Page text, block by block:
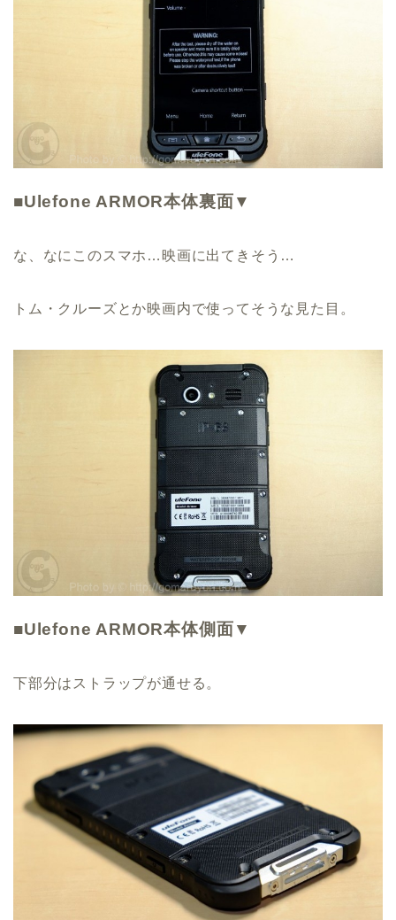
■Ulefone ARMOR本体裏面▼
な、なにこのスマホ…映画に出てきそう…
トム・クルーズとか映画内で使ってそうな見た目。
■Ulefone ARMOR本体側面▼
下部分はストラップが通せる。